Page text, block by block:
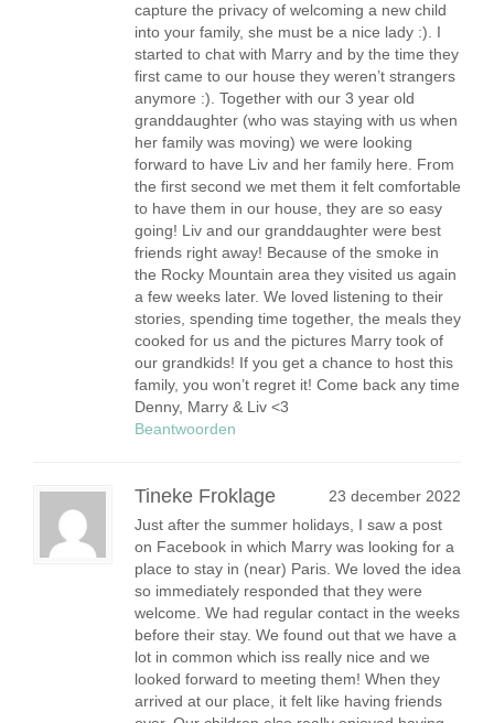
capture the privacy of welcoming a new child
into your family, she must be a nice lady :). I
started to chat with Marry and by the time they
first came to our house they weren’t strangers
anymore :). Together with our 3 year old
granddaughter (who was staying with us when
her family was moving) we were looking
forward to have Liv and her family here. From
the first second we met them it felt comfortable
to have them in our house, they are so easy
going! Liv and our granddaughter were best
friends right away! Because of the smoke in
the Rocky Mountain area they visited us again
a few weeks later. We loved listening to their
stories, spending time together, the meals they
cooked for us and the pictures Marry took of
our grandkids! If you get a chance to host this
family, you won’t regret it! Come back any time
Denny, Marry & Liv <3
Beantwoorden
Tineke Froklage
23 december 2022
Just after the summer holidays, I saw a post
on Facebook in which Marry was looking for a
place to stay in (near) Paris. We loved the idea
so immediately responded that they were
welcome. We had regular contact in the weeks
before their stay. We found out that we have a
lot in common which iss really nice and we
looked forward to meeting them! When they
arrived at our place, it felt like having friends